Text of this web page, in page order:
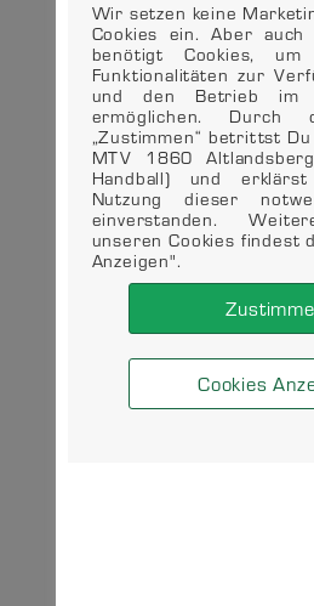
Wir setzen keine
Cookies ein. Aber
benötigt Cookies,
Funktionalitäten zur
und den Betrieb im
ermöglichen.
„Zustimmen“ betrittst
MTV 1860
Handball) und
Nutzung dieser
einverstanden.
unseren Cookies findest
Anzeigen".
Cookies